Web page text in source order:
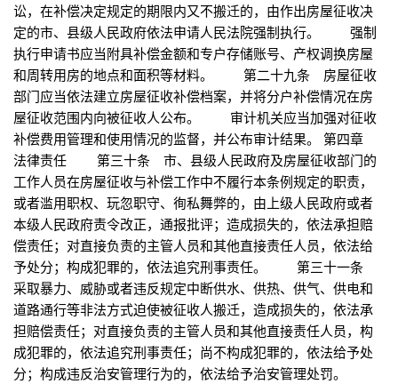
讼，在补偿决定规定的期限内又不搬迁的，由作出房屋征收决
定的市、县级人民政府依法申请人民法院强制执行。 强制
执行申请书应当附具补偿金额和专户存储账号、产权调换房屋
和周转用房的地点和面积等材料。 第二十九条 房屋征收
部门应当依法建立房屋征收补偿档案，并将分户补偿情况在房
屋征收范围内向被征收人公布。 审计机关应当加强对征收
补偿费用管理和使用情况的监督，并公布审计结果。 第四章
法律责任 第三十条 市、县级人民政府及房屋征收部门的
工作人员在房屋征收与补偿工作中不履行本条例规定的职责，
或者滥用职权、玩忽职守、徇私舞弊的，由上级人民政府或者
本级人民政府责令改正，通报批评；造成损失的，依法承担赔
偿责任；对直接负责的主管人员和其他直接责任人员，依法给
予处分；构成犯罪的，依法追究刑事责任。 第三十一条
采取暴力、威胁或者违反规定中断供水、供热、供气、供电和
道路通行等非法方式迫使被征收人搬迁，造成损失的，依法承
担赔偿责任；对直接负责的主管人员和其他直接责任人员，构
成犯罪的，依法追究刑事责任；尚不构成犯罪的，依法给予处
分；构成违反治安管理行为的，依法给予治安管理处罚。